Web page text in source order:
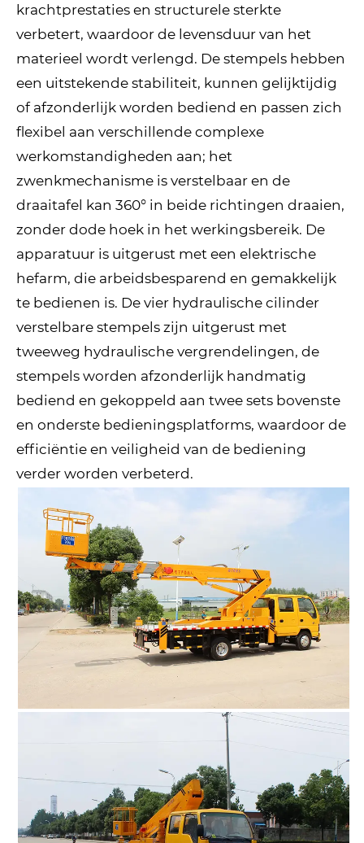
krachtprestaties en structurele sterkte
verbetert, waardoor de levensduur van het
materieel wordt verlengd. De stempels hebben
een uitstekende stabiliteit, kunnen gelijktijdig
of afzonderlijk worden bediend en passen zich
flexibel aan verschillende complexe
werkomstandigheden aan; het
zwenkmechanisme is verstelbaar en de
draaitafel kan 360° in beide richtingen draaien,
zonder dode hoek in het werkingsbereik. De
apparatuur is uitgerust met een elektrische
hefarm, die arbeidsbesparend en gemakkelijk
te bedienen is. De vier hydraulische cilinder
verstelbare stempels zijn uitgerust met
tweeweg hydraulische vergrendelingen, de
stempels worden afzonderlijk handmatig
bediend en gekoppeld aan twee sets bovenste
en onderste bedieningsplatforms, waardoor de
efficiëntie en veiligheid van de bediening
verder worden verbeterd.